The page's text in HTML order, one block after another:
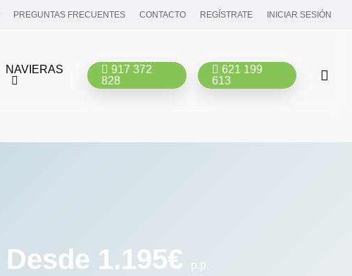
PREGUNTAS FRECUENTES CONTACTO REGÍSTRATE INICIAR SESIÓN
NAVIERAS
917 372
828
621 199
613
Desde 1.195€ p.p.